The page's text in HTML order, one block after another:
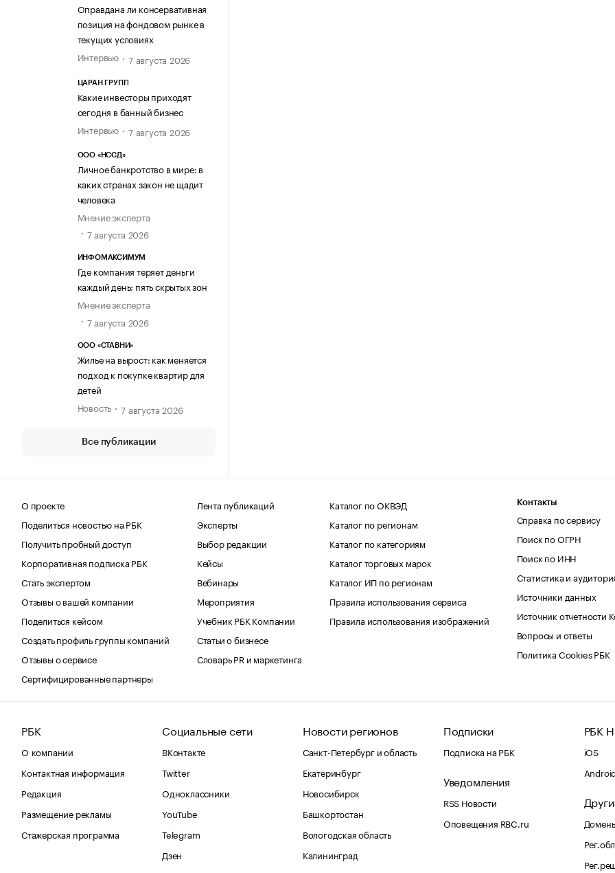
Оправдана ли консервативная
позиция на фондовом рынке в
текущих условиях
Интервью
7 августа 2026
ЦАРАН ГРУПП
Какие инвесторы приходят
сегодня в банный бизнес
Интервью
7 августа 2026
ООО «НССД»
Личное банкротство в мире: в
каких странах закон не щадит
человека
Мнение эксперта
7 августа 2026
ИНФОМАКСИМУМ
Где компания теряет деньги
каждый день: пять скрытых зон
Мнение эксперта
7 августа 2026
ООО «СТАВНИ»
Жилье на вырост: как меняется
подход к покупке квартир для
детей
Новость
7 августа 2026
Все публикации
О проекте
Поделиться новостью на РБК
Получить пробный доступ
Корпоративная подписка РБК
Стать экспертом
Отзывы о вашей компании
Поделиться кейсом
Создать профиль группы компаний
Отзывы о сервисе
Сертифицированные партнеры
Лента публикаций
Эксперты
Выбор редакции
Кейсы
Вебинары
Мероприятия
Учебник РБК Компании
Статьи о бизнесе
Словарь PR и маркетинга
Каталог по ОКВЭД
Каталог по регионам
Каталог по категориям
Каталог торговых марок
Каталог ИП по регионам
Правила использования сервиса
Правила использования изображений
Контакты
Справка по сервису
Поиск по ОГРН
Поиск по ИНН
Статистика и
Источники данных
Источник отчетности
Вопросы и ответы
Политика Cookies РБК
РБК
О компании
Контактная информация
Редакция
Размещение рекламы
Стажерская программа
Социальные сети
ВКонтакте
Twitter
Одноклассники
YouTube
Telegram
Дзен
Новости регионов
Санкт-Петербург и область
Екатеринбург
Новосибирск
Башкортостан
Вологодская область
Калининград
Подписки
Подписка на РБК
Уведомления
RSS Новости
Оповещения RBC.ru
РБК
iOS